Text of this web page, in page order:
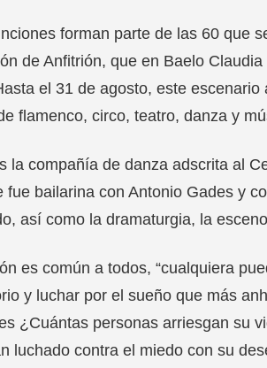
forman parte de las 60 que
de Anfitrión, que en Baelo
el 31 de agosto, este
flamenco, circo, teatro, danza y
la compañía de danza adscrita al
fue bailarina con Antonio Gades y
así como la dramaturgia, la
es común a todos, “cualquiera
y luchar por el sueño que más
¿Cuántas personas arriesgan su
luchado contra el miedo con su